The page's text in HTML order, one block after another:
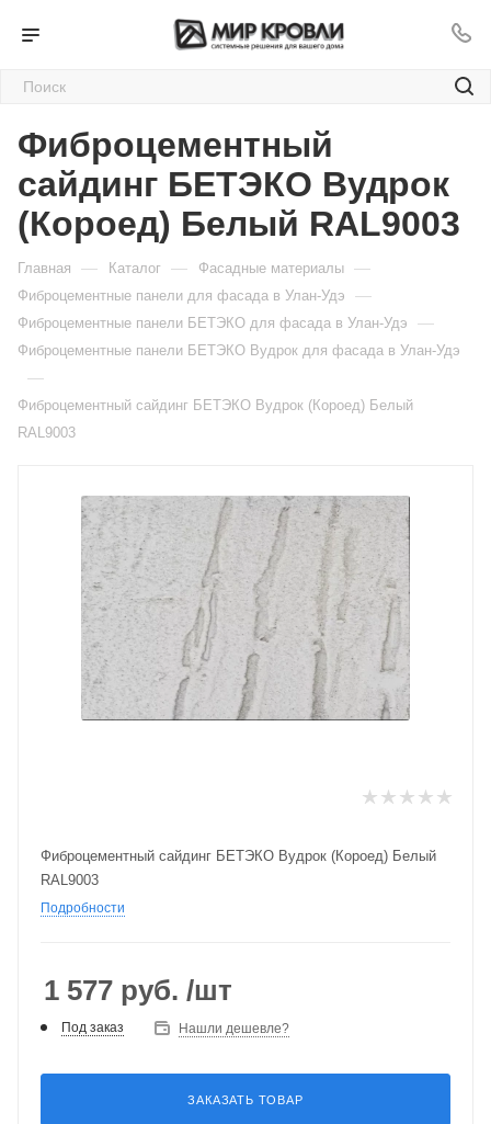
Фиброцементный
сайдинг БЕТЭКО Вудрок
(Короед) Белый RAL9003
Главная — Каталог — Фасадные материалы —
Фиброцементные панели для фасада в Улан-Удэ —
Фиброцементные панели БЕТЭКО для фасада в Улан-Удэ —
Фиброцементные панели БЕТЭКО Вудрок для фасада в Улан-Удэ
—
Фиброцементный сайдинг БЕТЭКО Вудрок (Короед) Белый
RAL9003
Фиброцементный сайдинг БЕТЭКО Вудрок (Короед) Белый
RAL9003
Подробности
1 577 руб. /шт
Под заказ Нашли дешевле?
ЗАКАЗАТЬ ТОВАР